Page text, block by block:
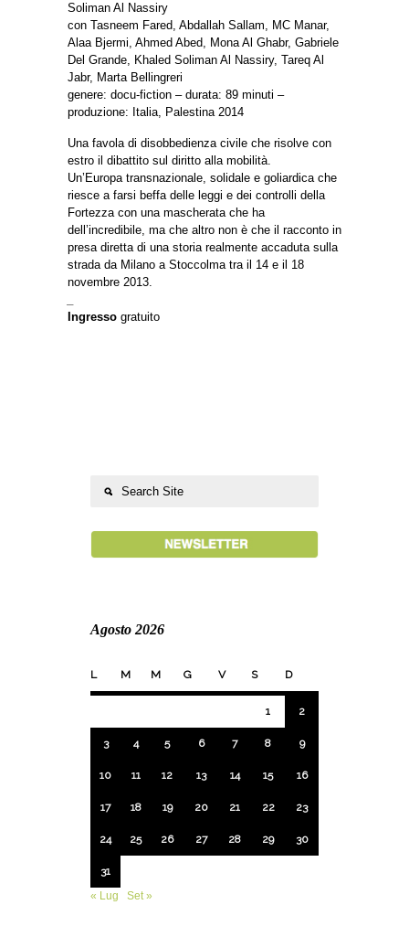
Soliman Al Nassiry
con Tasneem Fared, Abdallah Sallam, MC Manar,
Alaa Bjermi, Ahmed Abed, Mona Al Ghabr, Gabriele
Del Grande, Khaled Soliman Al Nassiry, Tareq Al
Jabr, Marta Bellingreri
genere: docu-fiction – durata: 89 minuti –
produzione: Italia, Palestina 2014
Una favola di disobbedienza civile che risolve con
estro il dibattito sul diritto alla mobilità.
Un’Europa transnazionale, solidale e goliardica che
riesce a farsi beffa delle leggi e dei controlli della
Fortezza con una mascherata che ha
dell’incredibile, ma che altro non è che il racconto in
presa diretta di una storia realmente accaduta sulla
strada da Milano a Stoccolma tra il 14 e il 18
novembre 2013.
Ingresso gratuito
Agosto 2026
L M M G V S D
1 2
3 4 5 6 7 8 9
10 11 12 13 14 15 16
17 18 19 20 21 22 23
24 25 26 27 28 29 30
31
« Lug
Set »